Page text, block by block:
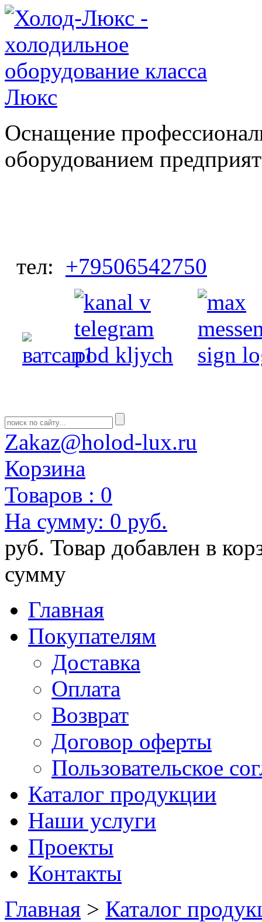
Оснащение
оборудованием
тел: +79506542750
Zakaz@holod-lux.ru
Корзина
Товаров : 0
На сумму: 0 руб.
руб. Товар добавлен в
сумму
Главная
Покупателям
Доставка
Оплата
Возврат
Договор оферты
Пользовательское
Каталог продукции
Наши услуги
Проекты
Контакты
Главная > Каталог